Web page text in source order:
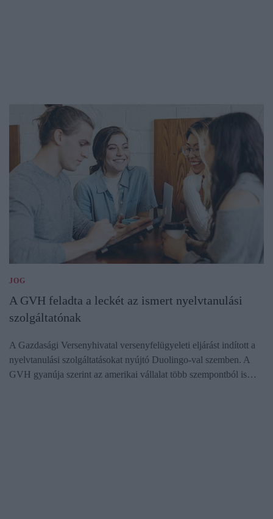
JOG
A GVH feladta a leckét az ismert nyelvtanulási
szolgáltatónak
A Gazdasági Versenyhivatal versenyfelügyeleti eljárást indított a
nyelvtanulási szolgáltatásokat nyújtó Duolingo-val szemben. A
GVH gyanúja szerint az amerikai vállalat több szempontból is…